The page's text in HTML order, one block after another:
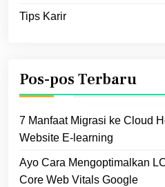
Tips Karir
Pos-pos Terbaru
7 Manfaat Migrasi ke Cloud
Website E‑learning
Ayo Cara Mengoptimalkan
Core Web Vitals Google